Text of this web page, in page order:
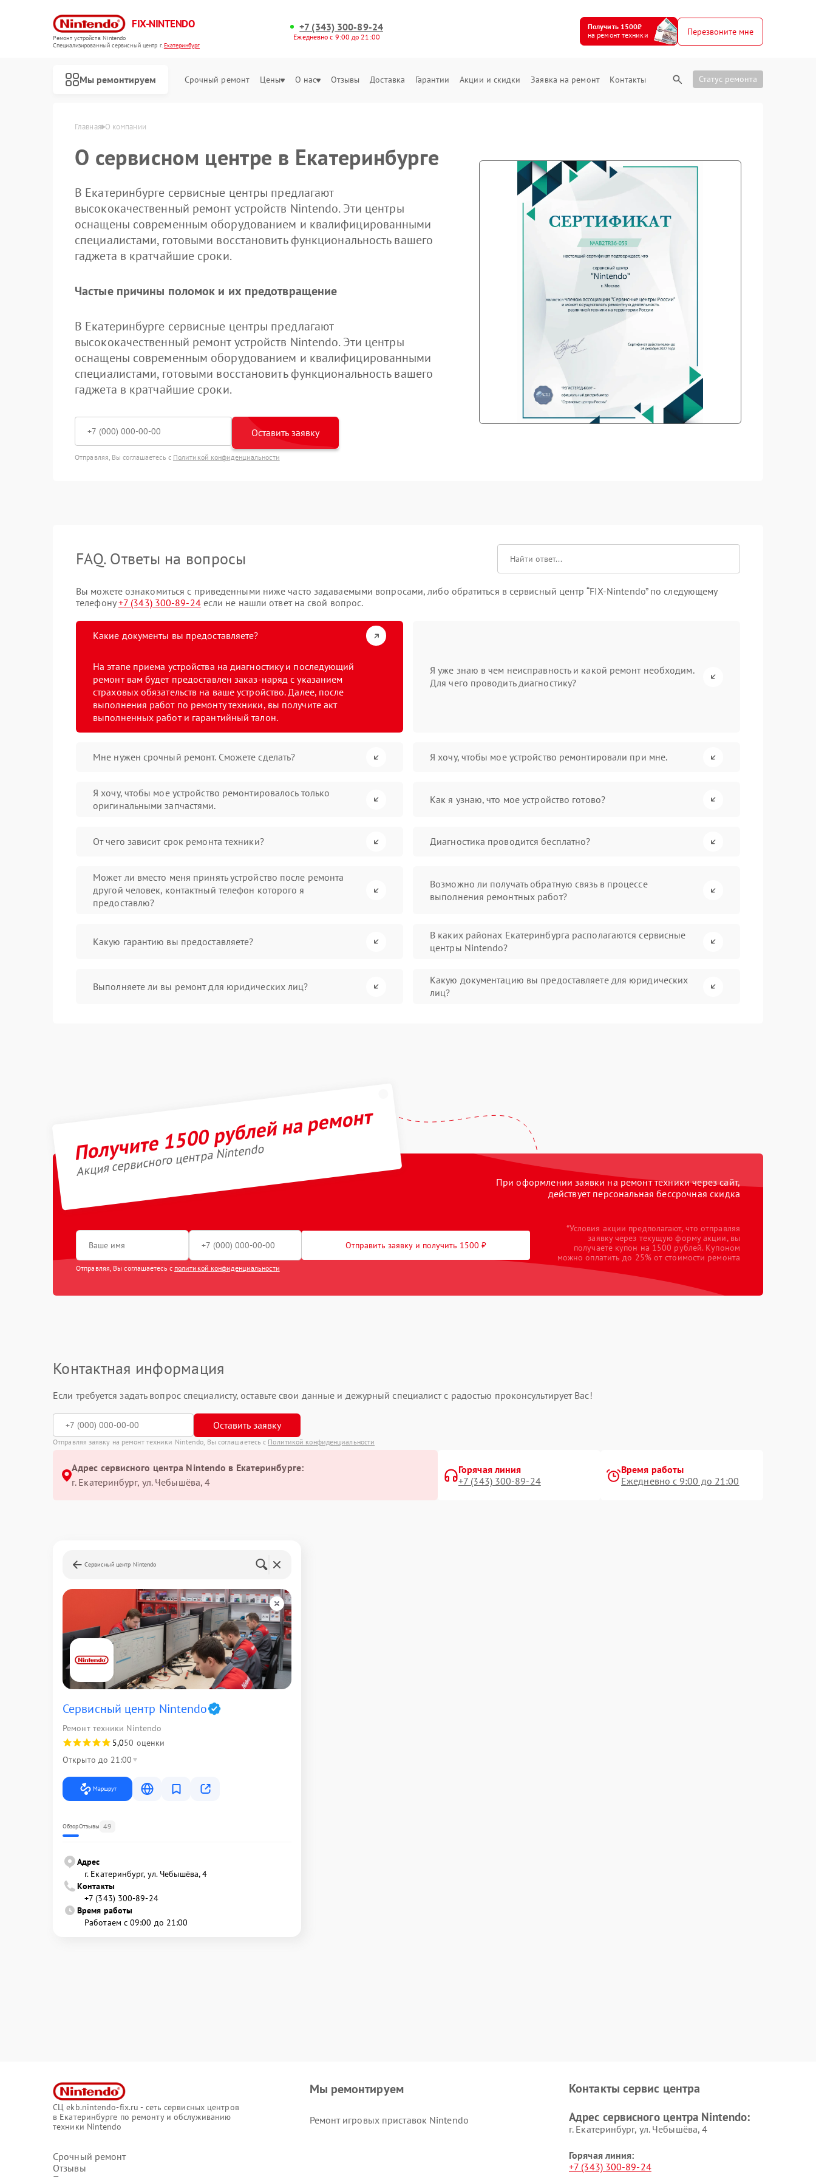
FIX-NINTENDO
Ремонт устройств Nintendo
Специализированный cервисный центр г.Екатеринбург
+7 (343) 300-89-24
Ежедневно с 9:00 до 21:00
Получить 1500₽
на ремонт техники
Перезвоните мне
Мы ремонтируем Срочный ремонт Цены О нас Отзывы Доставка Гарантии Акции и скидки Заявка на ремонт Контакты Статус ремонта
Главная О компании
О сервисном центре в Екатеринбурге
В Екатеринбурге сервисные центры предлагают
высококачественный ремонт устройств Nintendo. Эти центры
оснащены современным оборудованием и квалифицированными
специалистами, готовыми восстановить функциональность вашего
гаджета в кратчайшие сроки.
Частые причины поломок и их предотвращение
В Екатеринбурге сервисные центры предлагают
высококачественный ремонт устройств Nintendo. Эти центры
оснащены современным оборудованием и квалифицированными
специалистами, готовыми восстановить функциональность вашего
гаджета в кратчайшие сроки.
Оставить заявку
Отправляя, Вы соглашаетесь с Политикой конфиденциальности
FAQ. Ответы на вопросы
Вы можете ознакомиться с приведенными ниже часто задаваемыми вопросами, либо обратиться в сервисный центр “FIX-Nintendo” по следующему
телефону+7 (343) 300-89-24если не нашли ответ на свой вопрос.
Какие документы вы предоставляете?
На этапе приема устройства на диагностику и последующий
ремонт вам будет предоставлен заказ-наряд с указанием
страховых обязательств на ваше устройство. Далее, после
выполнения работ по ремонту техники, вы получите акт
выполненных работ и гарантийный талон.
Я уже знаю в чем неисправность и какой ремонт необходим.
Для чего проводить диагностику?
Мне нужен срочный ремонт. Сможете сделать? Я хочу, чтобы мое устройство ремонтировали при мне.
Я хочу, чтобы мое устройство ремонтировалось только
оригинальными запчастями.
Как я узнаю, что мое устройство готово?
От чего зависит срок ремонта техники? Диагностика проводится бесплатно?
Может ли вместо меня принять устройство после ремонта
другой человек, контактный телефон которого я
предоставлю?
Возможно ли получать обратную связь в процессе
выполнения ремонтных работ?
Какую гарантию вы предоставляете?
В каких районах Екатеринбурга располагаются сервисные
центры Nintendo?
Выполняете ли вы ремонт для юридических лиц?
Какую документацию вы предоставляете для юридических
лиц?
Получите 1500 рублей на ремонт
Акция сервисного центра Nintendo
При оформлении заявки на ремонт техники через сайт,
действует персональная бессрочная скидка
Отправить заявку и получить 1500 ₽
Отправляя, Вы соглашаетесь с политикой конфиденциальности
*Условия акции предполагают, что отправляя
заявку через текущую форму акции, вы
получаете купон на 1500 рублей. Купоном
можно оплатить до 25% от стоимости ремонта
Контактная информация
Если требуется задать вопрос специалисту, оставьте свои данные и дежурный специалист с радостью проконсультирует Вас!
Оставить заявку
Отправляя заявку на ремонт техники Nintendo, Вы соглашаетесь с Политикой конфиденциальности
Адрес сервисного центра Nintendo в Екатеринбурге:
г. Екатеринбург, ул. Чебышёва, 4
Горячая линия
+7 (343) 300-89-24
Время работы
Ежедневно с 9:00 до 21:00
Сервисный центр Nintendo
Сервисный центр Nintendo
Ремонт техники Nintendo
5,050 оценки
Открыто до 21:00
Маршрут
ОбзорОтзывы 49
Адрес
г. Екатеринбург, ул. Чебышёва, 4
Контакты
+7 (343) 300-89-24
Время работы
Работаем с 09:00 до 21:00
СЦ ekb.nintendo-fix.ru - сеть сервисных центров
в Екатеринбурге по ремонту и обслуживанию
техники Nintendo
Срочный ремонт
Отзывы
Мы ремонтируем
Ремонт игровых приставок Nintendo
Контакты сервис центра
Адрес сервисного центра Nintendo:
г. Екатеринбург, ул. Чебышёва, 4
Горячая линия:
+7 (343) 300-89-24